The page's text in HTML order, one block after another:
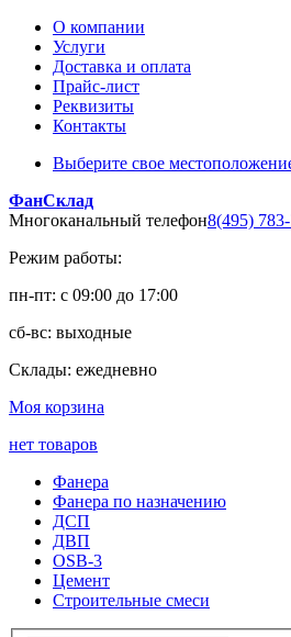
О компании
Услуги
Доставка и оплата
Прайс-лист
Реквизиты
Контакты
Выберите свое
ФанСклад
Многоканальный телефон8(495)
Режим работы:
пн-пт: с 09:00 до 17:00
сб-вс: выходные
Склады: ежедневно
Моя корзина
нет товаров
Фанера
Фанера по назначению
ДСП
ДВП
OSB-3
Цемент
Строительные смеси